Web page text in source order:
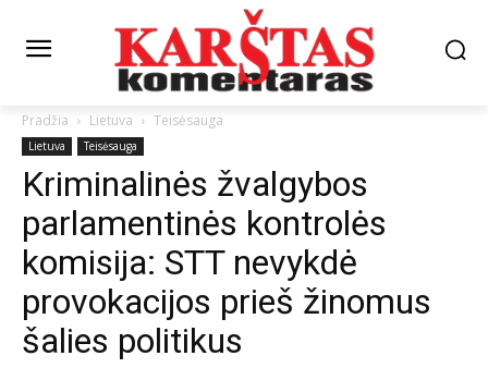
Pradžia Lietuva Teisėsauga
Lietuva Teisėsauga
Kriminalinės žvalgybos
parlamentinės kontrolės
komisija: STT nevykdė
provokacijos prieš žinomus
šalies politikus